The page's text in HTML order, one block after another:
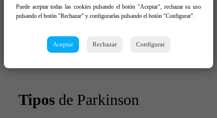
Descarga
Tipos de Parkinson
Puede aceptar todas las cookies pulsando el botón "Aceptar", rechazar su uso
pulsando el botón "Rechazar" y configurarlas pulsando el botón "Configurar".
Aceptar Rechazar Configurar